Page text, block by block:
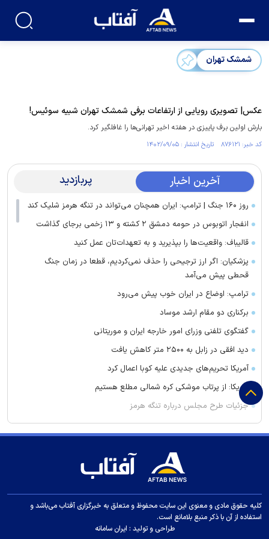
شمشک تهران
عکس| تصویری رویایی از ارتفاعات برفی شمشک تهران شبیه سوئیس!
بارش اولین برف پاییزی در هفته اخیر تهرانی‌ها را غافلگیر کرد.
کد خبر: ۸۷۶۱۲۱ تاریخ انتشار : ۱۴۰۲/۰۹/۰۵
آخرین اخبار پربازدید
روز ۱۶۰ جنگ | ترامپ: ایران همچنان می‌تواند در تنگه هرمز شلیک کند
انفجار اتوبوس در حومه دمشق ۲ کشته و ۱۳ زخمی برجای گذاشت
قالیباف: واقعیت‌ها را بپذیرید و به تعهدات‌تان عمل کنید
پزشکیان: اگر ارز ترجیحی را حذف نمی‌کردیم، قطعا در زمان جنگ
قحطی پیش می‌آمد
ترامپ: اوضاع در ایران خوب پیش می‌رود
برکناری دو مقام ارشد موساد
گفتگوی تلفنی وزرای امور خارجه ایران و موریتانی
دید افقی در زابل به ۲۵۰۰ متر کاهش یافت
آمریکا تحریم‌های جدیدی علیه کوبا اعمال کرد
آمریکا: از پرتاب موشکی کره شمالی مطلع هستیم
جزئیات طرح مجلس درباره تنگه هرمز
کویت دستور تعطیلی تنها مدرسه ایرانی را صادر کرد
زنوزق؛ نگین پلکانی آذربایجان
جدیدترین فیلم مانی حقیقی در جشنواره نیویورک
کلاهبرداری و پولشویی در قالب شرکت مهاجرتی به کانادا
این درد‌ها را در سنین رشد کودکان جدی بگیرید
سرپرست سابق استقلال مربی پیکان شد
کلیه حقوق مادی و معنوی این سایت محفوظ و متعلق به خبرگزاری آفتاب می‌باشد و
استفاده از آن با ذکر منبع بلامانع است.
طراحی و تولید : ایران سامانه